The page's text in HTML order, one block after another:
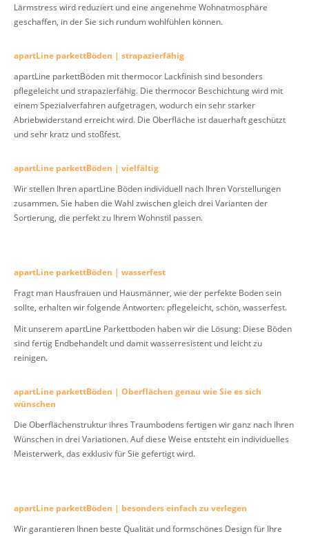
Lärmstress wird reduziert und eine angenehme Wohnatmosphäre
geschaffen, in der Sie sich rundum wohlfühlen können.
apartLine parkettBöden | strapazierfähig
apartLine parkettBöden mit thermocor Lackfinish sind besonders
pflegeleicht und strapazierfähig. Die thermocor Beschichtung wird mit
einem Spezialverfahren aufgetragen, wodurch ein sehr starker
Abriebwiderstand erreicht wird. Die Oberfläche ist dauerhaft geschützt
und sehr kratz und stoßfest.
apartLine parkettBöden | vielfältig
Wir stellen Ihren apartLine Böden individuell nach Ihren Vorstellungen
zusammen. Sie haben die Wahl zwischen gleich drei Varianten der
Sortierung, die perfekt zu Ihrem Wohnstil passen.
apartLine parkettBöden | wasserfest
Fragt man Hausfrauen und Hausmänner, wie der perfekte Boden sein
sollte, erhalten wir folgende Antworten: pflegeleicht, schön, wasserfest.
Mit unserem apartLine Parkettboden haben wir die Lösung: Diese Böden
sind fertig Endbehandelt und damit wasserresistent und leicht zu
reinigen.
apartLine parkettBöden | Oberflächen genau wie Sie es sich
wünschen
Die Oberflächenstruktur ihres Traumbodens fertigen wir ganz nach Ihren
Wünschen in drei Variationen. Auf diese Weise entsteht ein individuelles
Meisterwerk, das exklusiv für Sie gefertigt wird.
apartLine parkettBöden | besonders einfach zu verlegen
Wir garantieren Ihnen beste Qualität und formschönes Design für Ihre